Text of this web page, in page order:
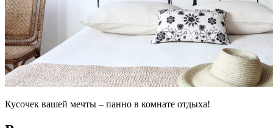
Кусочек вашей мечты – панно в комнате отдыха!